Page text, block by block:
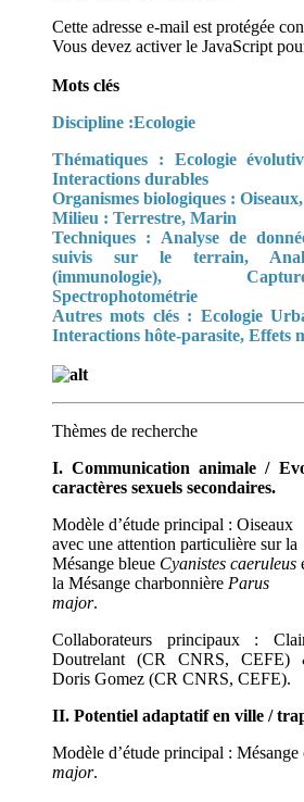
Cette adresse e-mail est protégée
Vous devez activer le JavaScript
Mots clés
Discipline :Ecologie
Thématiques : Ecologie
Interactions durables
Organismes biologiques :
Milieu : Terrestre, Marin
Techniques : Analyse de
suivis sur le terrain,
(immunologie), Capture-
Spectrophotométrie
Autres mots clés : Ecologie
Interactions hôte-parasite, Effets
Thèmes de recherche
I. Communication animale /
caractères sexuels secondaires.
Modèle d’étude principal : Oiseaux
avec une attention particulière sur la
Mésange bleue Cyanistes caeruleus
la Mésange charbonnière Parus
major.
Collaborateurs principaux :
Doutrelant (CR CNRS, CEFE)
Doris Gomez (CR CNRS, CEFE).
II. Potentiel adaptatif en ville /
Modèle d’étude principal : Mésange
major.